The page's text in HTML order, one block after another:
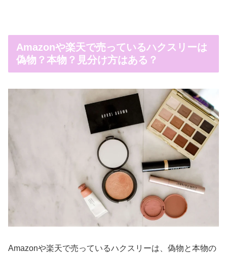
Amazonや楽天で売っているハクスリーは
偽物？本物？見分け方はある？
Amazonや楽天で売っているハクスリーは、偽物と本物の